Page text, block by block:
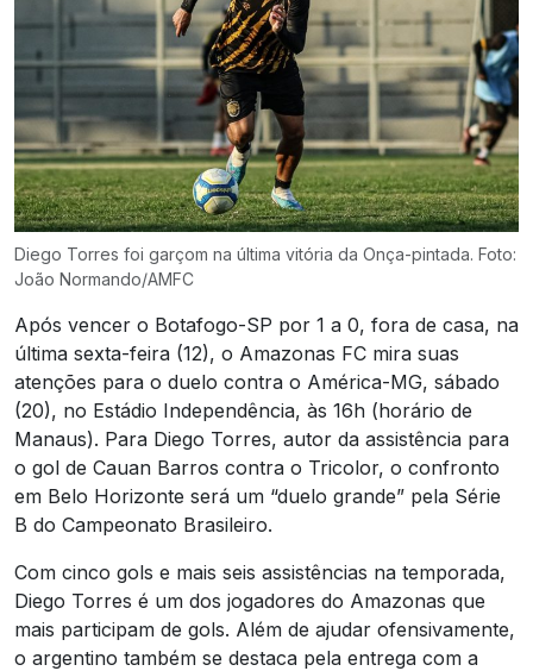
Diego Torres foi garçom na última vitória da Onça-pintada. Foto:
João Normando/AMFC
Após vencer o Botafogo-SP por 1 a 0, fora de casa, na
última sexta-feira (12), o Amazonas FC mira suas
atenções para o duelo contra o América-MG, sábado
(20), no Estádio Independência, às 16h (horário de
Manaus). Para Diego Torres, autor da assistência para
o gol de Cauan Barros contra o Tricolor, o confronto
em Belo Horizonte será um “duelo grande” pela Série
B do Campeonato Brasileiro.
Com cinco gols e mais seis assistências na temporada,
Diego Torres é um dos jogadores do Amazonas que
mais participam de gols. Além de ajudar ofensivamente,
o argentino também se destaca pela entrega com a